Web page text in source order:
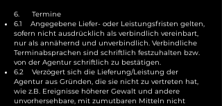
6. Termine
6.1 Angegebene Liefer- oder Leistungsfristen gelten,
sofern nicht ausdrücklich als verbindlich vereinbart,
nur als annähernd und unverbindlich. Verbindliche
Terminabsprachen sind schriftlich festzuhalten bzw.
von der Agentur schriftlich zu bestätigen.
6.2 Verzögert sich die Lieferung/Leistung der
Agentur aus Gründen, die sie nicht zu vertreten hat,
wie z.B. Ereignisse höherer Gewalt und andere
unvorhersehbare, mit zumutbaren Mitteln nicht